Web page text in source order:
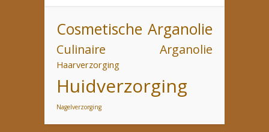
Cosmetische Arganolie
Culinaire Arganolie
Haarverzorging
Huidverzorging
Nagelverzorging